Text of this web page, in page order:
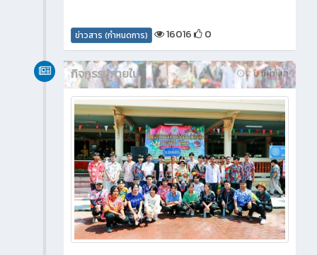
ข่าวสาร (กำหนดการ) 16016 0
2 ปี ที่ผ่านมา
กิจกรรมภายใน